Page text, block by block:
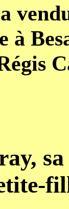
à